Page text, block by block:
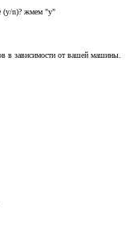
(y/n)? жмем "y"
в зависимости от вашей машины.